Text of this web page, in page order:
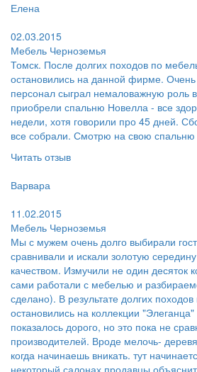
Елена
02.03.2015
Мебель Черноземья
Томск. После долгих походов по
остановились на данной фирме.
персонал сыграл немаловажную роль
приобрели спальню Новелла - все
недели, хотя говорили про 45 дней.
все собрали. Смотрю на свою
Читать отзыв
Варвара
11.02.2015
Мебель Черноземья
Мы с мужем очень долго выбирали
сравнивали и искали золотую
качеством. Измучили не один десяток
сами работали с мебелью и
сделано). В результате долгих
остановились на коллекции
показалось дорого, но это пока не
производителей. Вроде мелочь-
когда начинаешь вникать. тут